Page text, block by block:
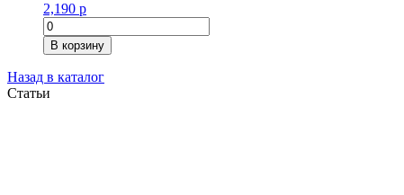
2,190 р
Количество
товара
Фанера
березовая
ФСФ
В корзину
Назад в каталог
Статьи